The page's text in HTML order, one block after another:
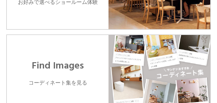
お好みで選べるショールーム体験
Find Images
コーディネート集を見る